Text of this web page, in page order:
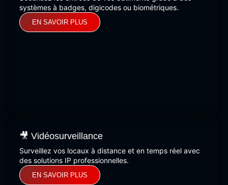
systèmes à badges, digicodes ou biométriques.
EN SAVOIR PLUS
🎥 Vidéosurveillance
Surveillez vos locaux à distance et en temps réel avec
des solutions IP professionnelles.
EN SAVOIR PLUS